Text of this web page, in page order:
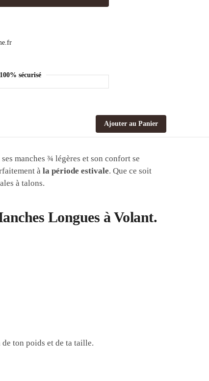
sécurisé
Ajouter au Panier
manches ¾ légères et son confort se
àla période estivale. Que ce soit
à talons.
Longues à Volant.
ton poids et de ta taille.